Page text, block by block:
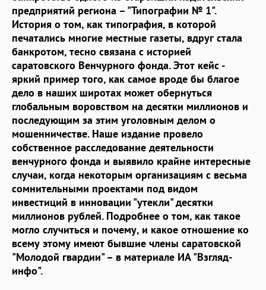
предприятий региона – "Типографии № 1".
История о том, как типография, в которой
печатались многие местные газеты, вдруг стала
банкротом, тесно связана с историей
саратовского Венчурного фонда. Этот кейс -
яркий пример того, как самое вроде бы благое
дело в наших широтах может обернуться
глобальным воровством на десятки миллионов и
последующим за этим уголовным делом о
мошенничестве. Наше издание провело
собственное расследование деятельности
венчурного фонда и выявило крайне интересные
случаи, когда некоторым организациям с весьма
сомнительными проектами под видом
инвестиций в инновации "утекли" десятки
миллионов рублей. Подробнее о том, как такое
могло случиться и почему, и какое отношение ко
всему этому имеют бывшие члены саратовской
"Молодой гвардии" – в материале ИА "Взгляд-
инфо".